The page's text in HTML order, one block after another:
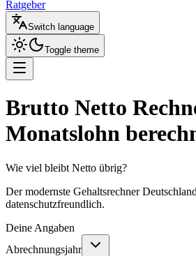
Ratgeber
Switch language
Toggle theme
Brutto Netto
Monatslohn
Wie viel bleibt Netto übrig?
Der modernste Gehaltsrechner
datenschutzfreundlich.
Deine Angaben
Abrechnungsjahr